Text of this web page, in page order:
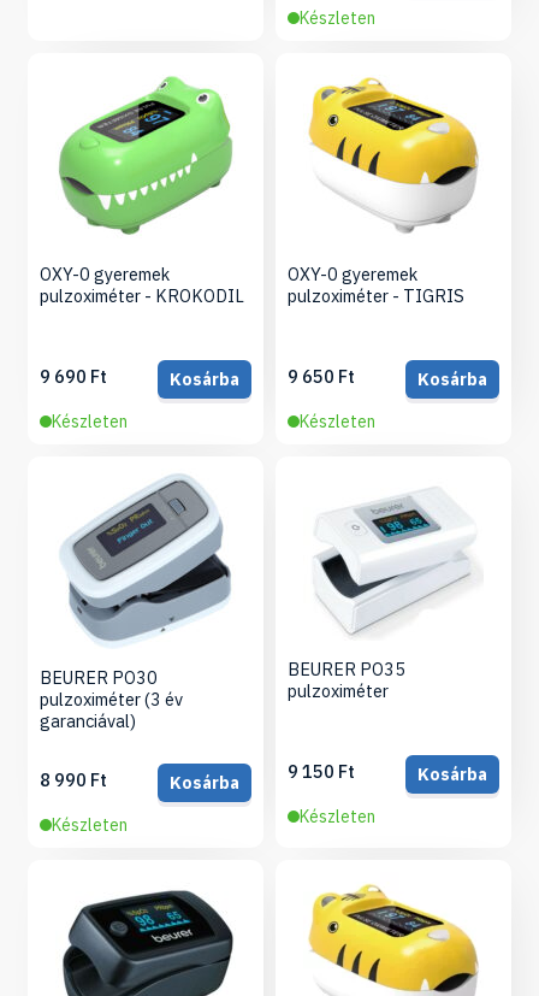
Készleten
OXY-0 gyeremek
pulzoximéter - KROKODIL
9 690 Ft
Kosárba
Készleten
OXY-0 gyeremek
pulzoximéter - TIGRIS
9 650 Ft
Kosárba
Készleten
BEURER PO30
pulzoximéter (3 év
garanciával)
8 990 Ft
Kosárba
Készleten
BEURER PO35
pulzoximéter
9 150 Ft
Kosárba
Készleten